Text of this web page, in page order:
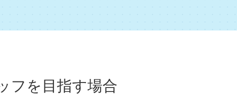
フを目指す場合